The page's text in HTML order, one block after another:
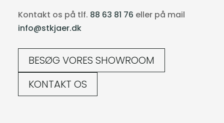
Kontakt os på tlf. 88 63 81 76 eller på mail
info@stkjaer.dk
BESØG VORES SHOWROOM
KONTAKT OS